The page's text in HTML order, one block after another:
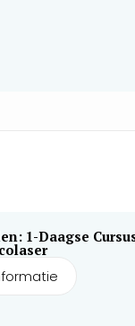
1-Daagse